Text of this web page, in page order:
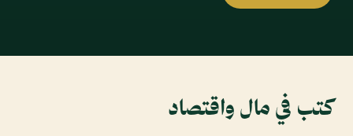
كتب في مال واقتصاد